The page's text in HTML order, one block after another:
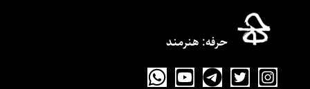
حرفه‌: هنرمند